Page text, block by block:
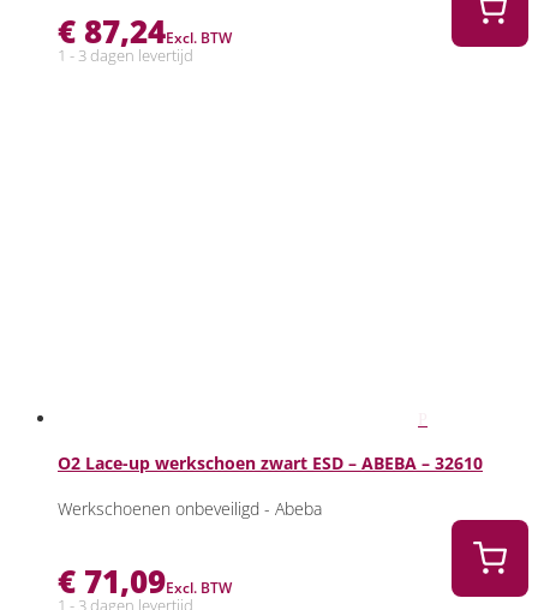
€87,24Excl. BTW
1 - 3 dagen levertijd
O2 Lace-up werkschoen zwart ESD – ABEBA – 32610
Werkschoenen onbeveiligd - Abeba
€ 71,09Excl. BTW
1 - 3 dagen levertijd